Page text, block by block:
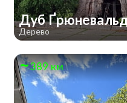
Дуб
Дерево
389 км